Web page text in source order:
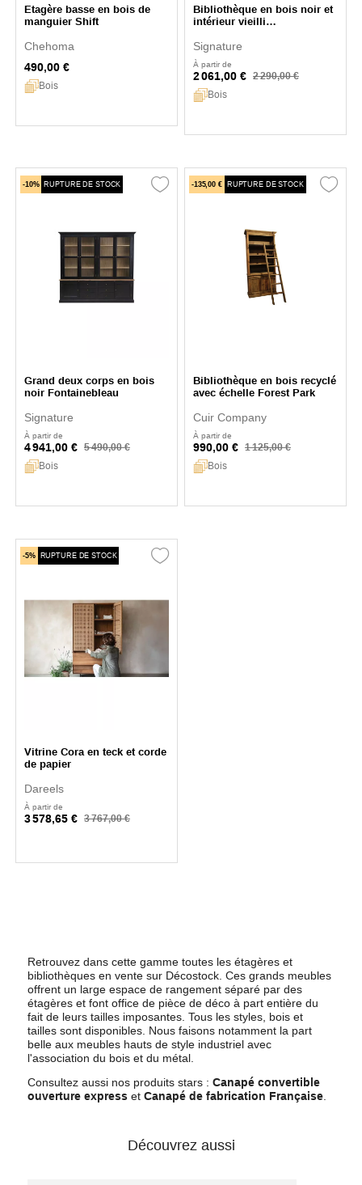
Etagère basse en bois de
manguier Shift
Chehoma
490,00 €
Bois
Bibliothèque en bois noir et
intérieur vieilli
Signature
À partir de
2 061,00 € 2 290,00 €
Bois
-10% RUPTURE DE STOCK
Grand deux corps en bois
noir Fontainebleau
Signature
À partir de
4 941,00 € 5 490,00 €
Bois
-135,00 € RUPTURE DE STOCK
Bibliothèque en bois recyclé
avec échelle Forest Park
Cuir Company
À partir de
990,00 € 1 125,00 €
Bois
-5% RUPTURE DE STOCK
Vitrine Cora en teck et corde
de papier
Dareels
À partir de
3 578,65 € 3 767,00 €
Retrouvez dans cette gamme toutes les étagères et
bibliothèques en vente sur Décostock. Ces grands meubles
offrent un large espace de rangement séparé par des
étagères et font office de pièce de déco à part entière du
fait de leurs tailles imposantes. Tous les styles, bois et
tailles sont disponibles. Nous faisons notamment la part
belle aux meubles hauts de style industriel avec
l'association du bois et du métal.
Consultez aussi nos produits stars : Canapé convertible
ouverture express et Canapé de fabrication Française
Découvrez aussi